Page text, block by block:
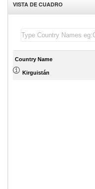
VISTA DE CUADRO
Country Name
Kirguistán